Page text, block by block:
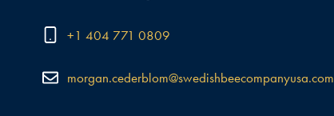
+1 404 771 0809
morgan.cederblom@swedishbeecompanyusa.com